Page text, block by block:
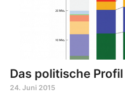
Das politische
24. Juni 2015